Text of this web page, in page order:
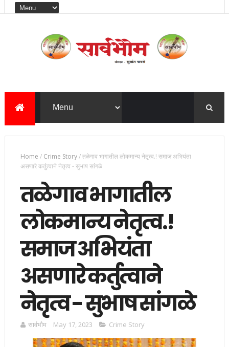
Home / Crime Story/तळेगाव भागातील लोकमान्य नेतृत्व.! समाज अभियंता
असणारे कर्तुत्वाने नेतृत्व - सुभाष सांगळे
तळेगाव भागातील
लोकमान्य नेतृत्व.!
समाज अभियंता
असणारे कर्तुत्वाने
नेतृत्व - सुभाष सांगळे
सार्वभाैम May 17, 2023 Crime Story